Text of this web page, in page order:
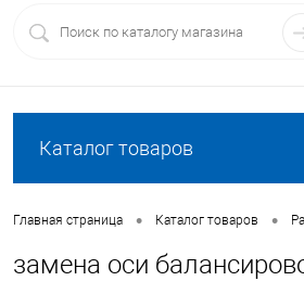
Каталог товаров
Главная страница • Каталог товаров •
замена оси